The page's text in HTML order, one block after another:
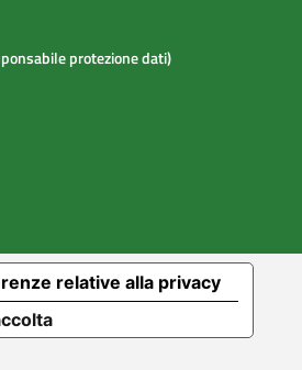
protezione dati)
relative alla privacy